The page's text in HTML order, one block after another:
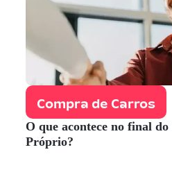
Compra de Carros
O que acontece no final
Próprio?